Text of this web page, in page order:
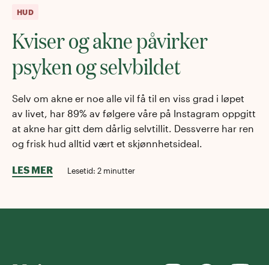
HUD
Kviser og akne påvirker
psyken og selvbildet
Selv om akne er noe alle vil få til en viss grad i løpet
av livet, har 89% av følgere våre på Instagram oppgitt
at akne har gitt dem dårlig selvtillit. Dessverre har ren
og frisk hud alltid vært et skjønnhetsideal.
LES MER Lesetid: 2 minutter